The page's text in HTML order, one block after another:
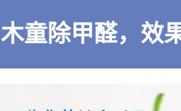
木童除甲醛，效